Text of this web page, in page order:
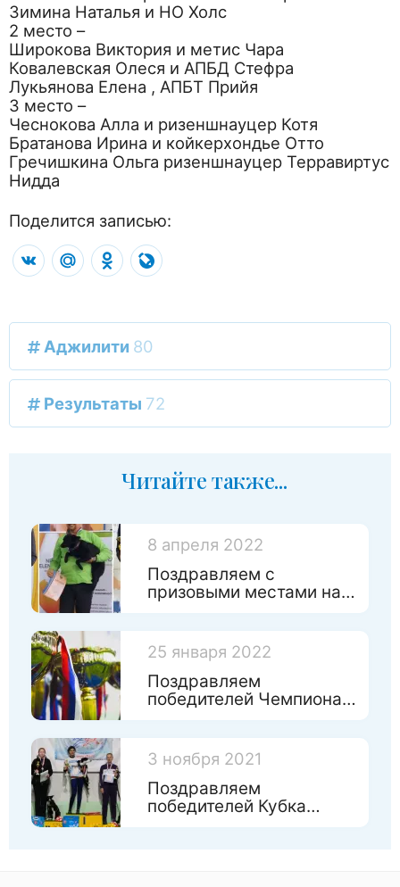
Зимина Наталья и НО Холс
2 место –
Широкова Виктория и метис Чара
Ковалевская Олеся и АПБД Стефра
Лукьянова Елена , АПБТ Прийя
3 место –
Чеснокова Алла и ризеншнауцер Котя
Братанова Ирина и койкерхондье Отто
Гречишкина Ольга ризеншнауцер Терравиртус
Нидда
Поделится записью:
VK Mail.RuOdnoklassniki
Аджилити 80
Результаты 72
Читайте также...
8 апреля 2022
Поздравляем с
призовыми местами на
25 января 2022
Поздравляем
победителей Чемпионата
3 ноября 2021
Поздравляем
победителей Кубка